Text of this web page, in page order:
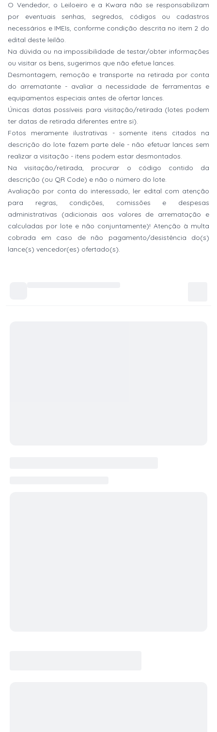
O Vendedor, o Leiloeiro e a Kwara não se responsabilizam
por eventuais senhas, segredos, códigos ou cadastros
necessários e IMEIs, conforme condição descrita no item 2 do
edital deste leilão.
Na dúvida ou na impossibilidade de testar/obter informações
ou visitar os bens, sugerimos que não efetue lances.
Desmontagem, remoção e transporte na retirada por conta
do arrematante - avaliar a necessidade de ferramentas e
equipamentos especiais antes de ofertar lances.
Únicas datas possíveis para visitação/retirada (lotes podem
ter datas de retirada diferentes entre si).
Fotos meramente ilustrativas - somente itens citados na
descrição do lote fazem parte dele - não efetuar lances sem
realizar a visitação - itens podem estar desmontados.
Na visitação/retirada, procurar o código contido da
descrição (ou QR Code) e não o número do lote.
Avaliação por conta do interessado, ler edital com atenção
para regras, condições, comissões e despesas
administrativas (adicionais aos valores de arrematação e
calculadas por lote e não conjuntamente)! Atenção à multa
cobrada em caso de não pagamento/desistência do(s)
lance(s) vencedor(es) ofertado(s).